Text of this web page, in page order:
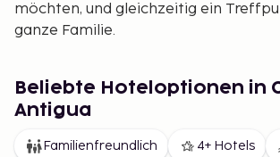
möchten, und gleichzeitig ein
ganze Familie.
Beliebte Hoteloptionen in
Antigua
Familienfreundlich 4+ Hotels